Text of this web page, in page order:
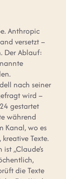
Anthropic
versetzt –
Der Ablauf:
nach seiner
wird –
gestartet
während
Kanal, wo es
Texte.
„Claude’s
die Texte